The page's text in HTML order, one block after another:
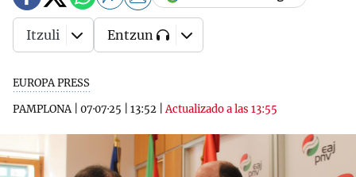
EUROPA PRESS
PAMPLONA| 07·07·25 13:52 |Actualizado a las 13:55
Itzuli Entzun